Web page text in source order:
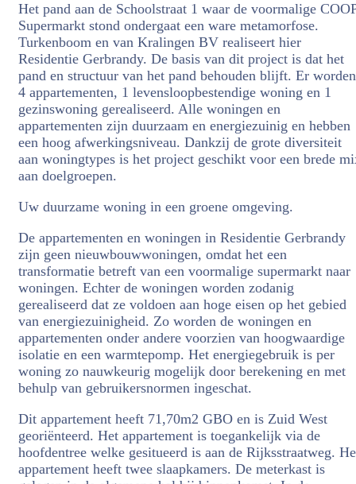
Het pand aan de Schoolstraat 1 waar de voormalige
Supermarkt stond ondergaat een ware metamorfose.
Turkenboom en van Kralingen BV realiseert hier
Residentie Gerbrandy. De basis van dit project is dat het
pand en structuur van het pand behouden blijft. Er worden
4 appartementen, 1 levensloopbestendige woning en 1
gezinswoning gerealiseerd. Alle woningen en
appartementen zijn duurzaam en energiezuinig en hebben
een hoog afwerkingsniveau. Dankzij de grote diversiteit
aan woningtypes is het project geschikt voor een brede
aan doelgroepen.
Uw duurzame woning in een groene omgeving.
De appartementen en woningen in Residentie Gerbrandy
zijn geen nieuwbouwwoningen, omdat het een
transformatie betreft van een voormalige supermarkt naar
woningen. Echter de woningen worden zodanig
gerealiseerd dat ze voldoen aan hoge eisen op het gebied
van energiezuinigheid. Zo worden de woningen en
appartementen onder andere voorzien van hoogwaardige
isolatie en een warmtepomp. Het energiegebruik is per
woning zo nauwkeurig mogelijk door berekening en met
behulp van gebruikersnormen ingeschat.
Dit appartement heeft 71,70m2 GBO en is Zuid West
georiënteerd. Het appartement is toegankelijk via de
hoofdentree welke gesitueerd is aan de Rijksstraatweg.
appartement heeft twee slaapkamers. De meterkast is